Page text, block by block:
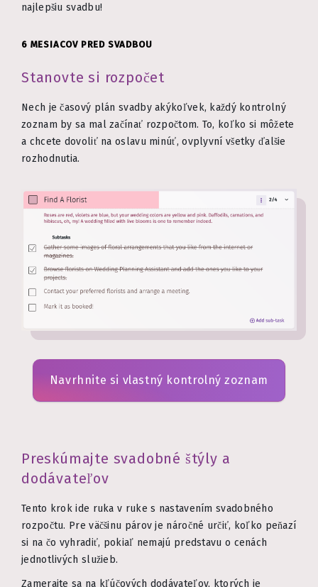
najlepšiu svadbu!
6 MESIACOV PRED SVADBOU
Stanovte si rozpočet
Nech je časový plán svadby akýkoľvek, každý kontrolný
zoznam by sa mal začínať rozpočtom. To, koľko si môžete
a chcete dovoliť na oslavu minúť, ovplyvní všetky ďalšie
rozhodnutia.
Navrhnite si vlastný kontrolný zoznam
Preskúmajte svadobné štýly a
dodávateľov
Tento krok ide ruka v ruke s nastavením svadobného
rozpočtu. Pre väčšinu párov je náročné určiť, koľko peňazí
si na čo vyhradiť, pokiaľ nemajú predstavu o cenách
jednotlivých služieb.
Zamerajte sa na kľúčových dodávateľov, ktorých je